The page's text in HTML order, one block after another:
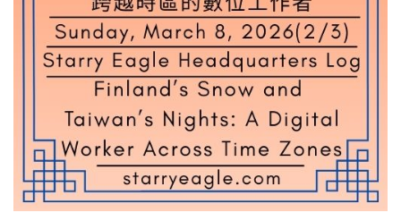
家
｜
星
總
部
辦
公